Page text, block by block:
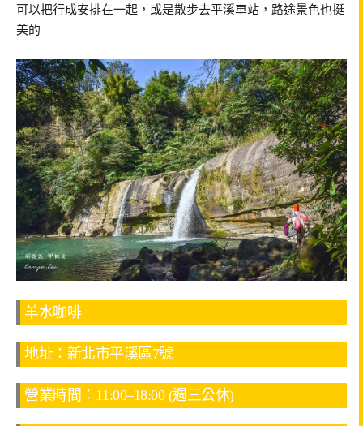
可以把行成安排在一起，或是散步去平溪車站，路途景色也挺
美的
羊水咖啡
地址：新北市平溪區7號
營業時間：11:00–18:00 (週三公休)